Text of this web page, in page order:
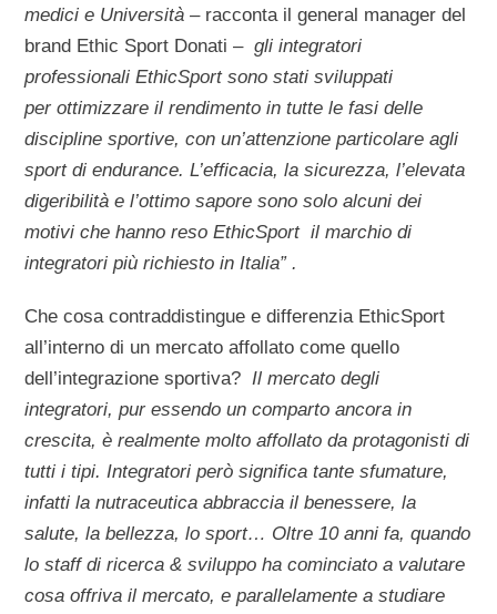
medici e Università – racconta il general manager del
brand Ethic Sport Donati –gli integratori
professionali EthicSport sono stati sviluppati
per ottimizzare il rendimento in tutte le fasi delle
discipline sportive, con un’attenzione particolare agli
sport di endurance. L’efficacia, la sicurezza, l’elevata
digeribilità e l’ottimo sapore sono solo alcuni dei
motivi che hanno reso EthicSport il marchio di
integratori più richiesto in Italia” .
Che cosacontraddistingue e differenzia EthicSport
all’interno di un mercato affollato come quello
dell’integrazione sportiva? Il mercato degli
integratori, pur essendo un comparto ancora in
crescita, è realmente molto affollato da protagonisti di
tutti i tipi. Integratori però significa tante sfumature,
infatti la nutraceutica abbraccia il benessere, la
salute, la bellezza, lo sport… Oltre 10 anni fa, quando
lo staff di ricerca & sviluppo ha cominciato a valutare
cosa offriva il mercato, e parallelamente a studiare